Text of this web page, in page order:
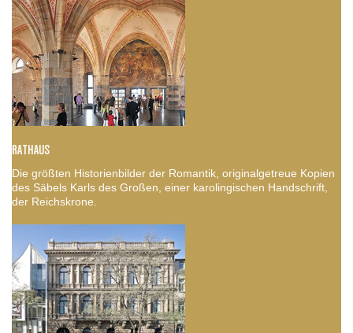
RATHAUS
Die größten Historienbilder der Romantik, originalgetreue Kopien
des Säbels Karls des Großen, einer karolingischen Handschrift,
der Reichskrone.